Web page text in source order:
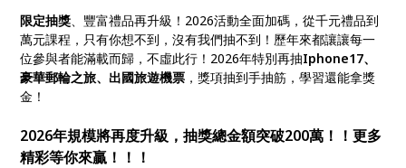
限定抽獎、豐富禮品再升級！2026活動全面加碼，從千元禮品到
萬元課程，只有你想不到，沒有我們抽不到！歷年來都讓讓每一
位參與者能滿載而歸，不虛此行！2026年特別再抽Iphone17、
豪華郵輪之旅、出國旅遊機票 ，獎項抽到手抽筋，學習還能拿獎
金！
2026年規模將再度升級，抽獎總金額突破200萬！！更多
精彩等你來贏！！！